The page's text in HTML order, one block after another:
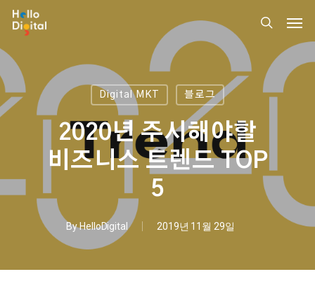
Skip
content
search
Digital MKT 블로그
2020년 주시해야할
비즈니스 트렌드 TOP
5
ByHelloDigital 2019년 11월 29일